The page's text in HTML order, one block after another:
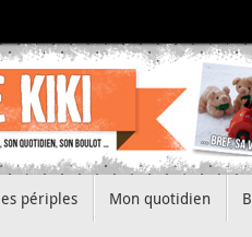
périples Mon quotidien